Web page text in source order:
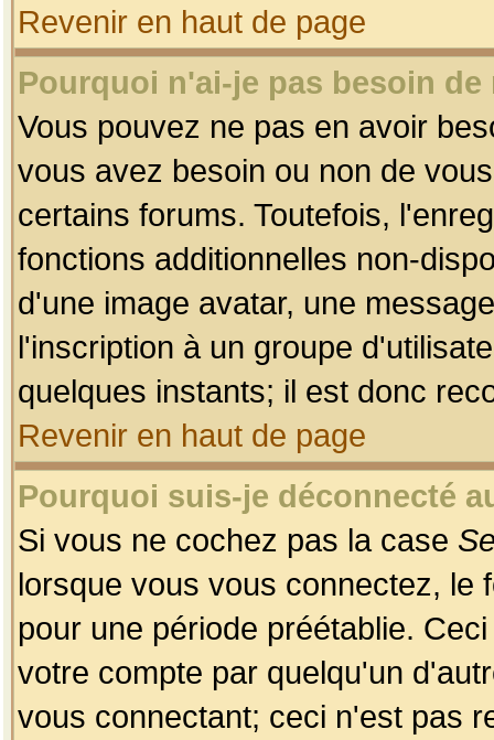
Revenir en haut de page
Pourquoi n'ai-je pas besoin
Vous pouvez ne pas en avoir
vous avez besoin ou non de
certains forums. Toutefois,
fonctions additionnelles non-
d'une image avatar, une
l'inscription à un groupe
quelques instants; il est donc
Revenir en haut de page
Pourquoi suis-je déconnecté
Si vous ne cochez pas la case
lorsque vous vous connectez, le
pour une période préétablie.
votre compte par quelqu'un
vous connectant; ceci n'est pas